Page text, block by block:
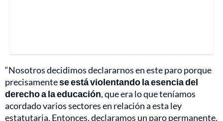
“Nosotros decidimos declararnos en este paro porque
precisamentese está violentando la esencia del
derecho a la educación, que era lo que teníamos
acordado varios sectores en relación a esta ley
estatutaria. Entonces, declaramos un paro permanente.